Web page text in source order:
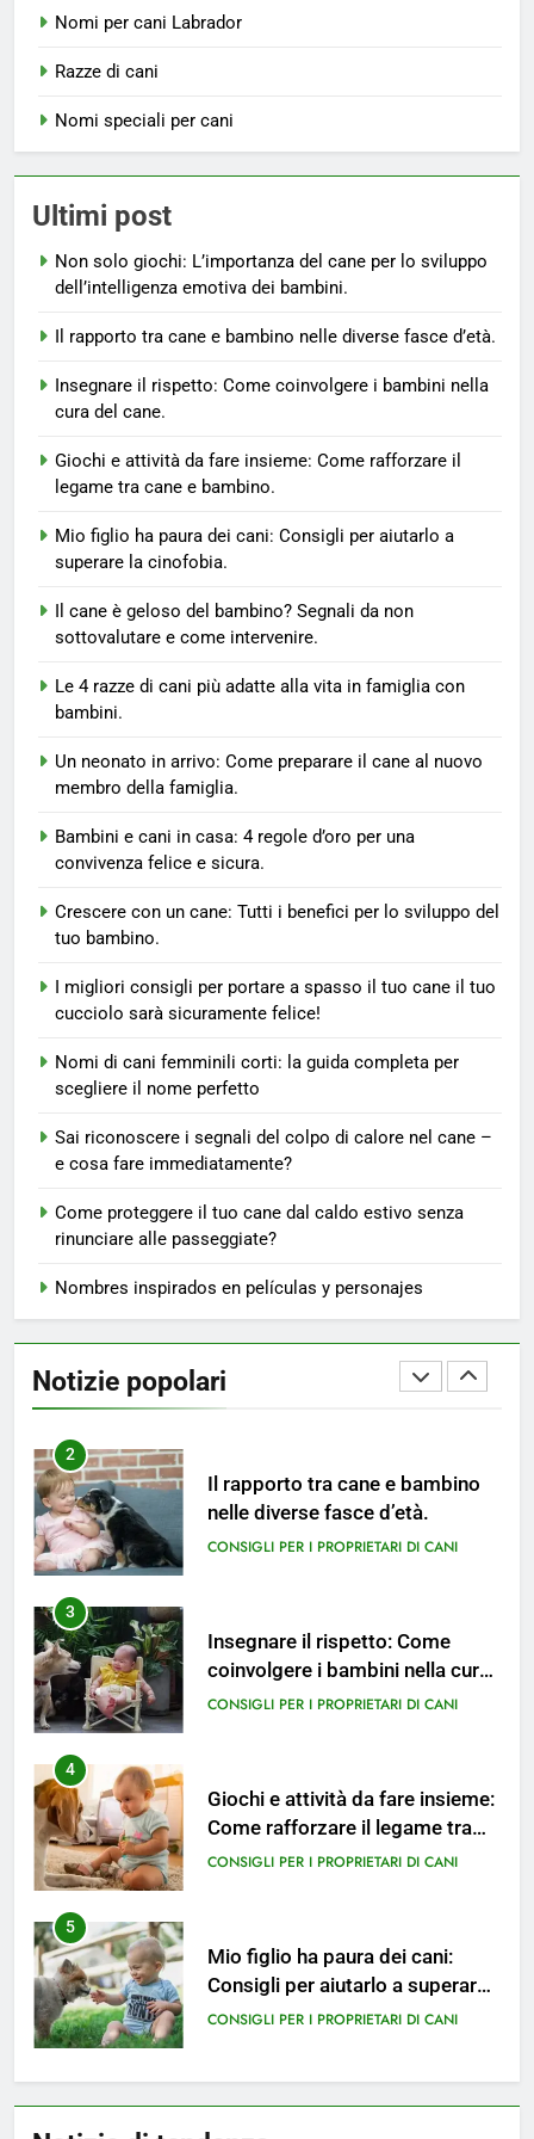
Nomi per cani Labrador
Razze di cani
Nomi speciali per cani
Ultimi post
Non solo giochi: L’importanza del cane per lo sviluppo
dell’intelligenza emotiva dei bambini.
Il rapporto tra cane e bambino nelle diverse fasce d’età.
Insegnare il rispetto: Come coinvolgere i bambini nella
cura del cane.
Giochi e attività da fare insieme: Come rafforzare il
legame tra cane e bambino.
Mio figlio ha paura dei cani: Consigli per aiutarlo a
superare la cinofobia.
Il cane è geloso del bambino? Segnali da non
sottovalutare e come intervenire.
Le 4 razze di cani più adatte alla vita in famiglia con
bambini.
Un neonato in arrivo: Come preparare il cane al nuovo
membro della famiglia.
Bambini e cani in casa: 4 regole d’oro per una
convivenza felice e sicura.
Crescere con un cane: Tutti i benefici per lo sviluppo del
tuo bambino.
I migliori consigli per portare a spasso il tuo cane il tuo
cucciolo sarà sicuramente felice!
Nomi di cani femminili corti: la guida completa per
scegliere il nome perfetto
Sai riconoscere i segnali del colpo di calore nel cane –
e cosa fare immediatamente?
Come proteggere il tuo cane dal caldo estivo senza
rinunciare alle passeggiate?
Nombres inspirados en películas y personajes
Notizie popolari
Mio figlio ha paura dei cani:
Consigli per aiutarlo a superare
CONSIGLI PER I PROPRIETARI DI CANI
Il cane è geloso del bambino?
come intervenire.
CONSIGLI PER I PROPRIETARI DI CANI
Le 4 razze di cani più adatte alla
CONSIGLI PER I PROPRIETARI DI CANI
8
Un neonato in arrivo: Come
membro della famiglia.
CONSIGLI PER I PROPRIETARI DI CANI
1
Non solo giochi: L’importanza
dell’intelligenza emotiva dei
bambini.
CONSIGLI PER I PROPRIETARI DI CANI
2
nelle diverse fasce d’età.
CONSIGLI PER I PROPRIETARI DI CANI
3
Insegnare il rispetto: Come
coinvolgere i bambini nella cura
del cane.
CONSIGLI PER I PROPRIETARI DI CANI
4
Giochi e attività da fare insieme:
Come rafforzare il legame tra
cane e bambino.
CONSIGLI PER I PROPRIETARI DI CANI
5
Mio figlio ha paura dei cani:
Consigli per aiutarlo a superare
la cinofobia.
CONSIGLI PER I PROPRIETARI DI CANI
6
Il cane è geloso del bambino?
Segnali da non sottovalutare e
come intervenire.
CONSIGLI PER I PROPRIETARI DI CANI
7